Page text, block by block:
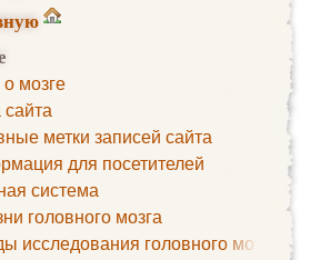
о мозге
сайта
метки записей сайта
для посетителей
система
головного мозга
исследования головного мозга